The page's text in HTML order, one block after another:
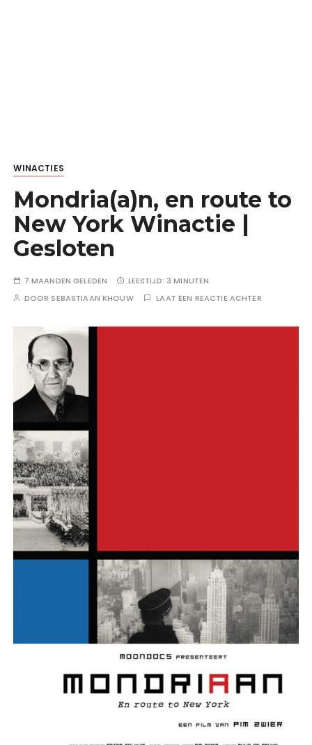
WINACTIES
Mondria(a)n, en route to
New York Winactie |
Gesloten
7 MAANDEN GELEDEN LEESTIJD: 3 MINUTEN
DOOR SEBASTIAAN KHOUW LAAT EEN REACTIE ACHTER